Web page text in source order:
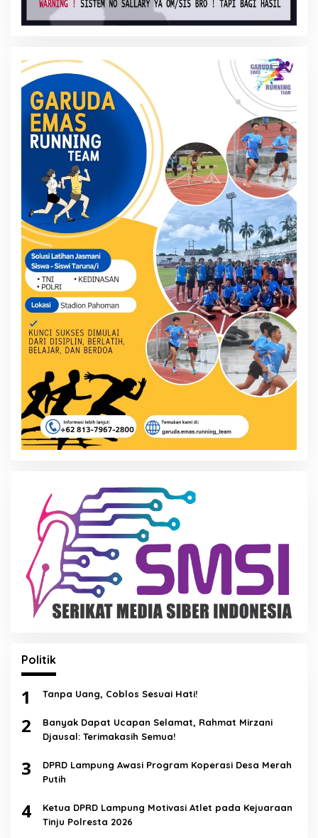
Politik
1 Tanpa Uang, Coblos Sesuai Hati!
2
Banyak Dapat Ucapan Selamat, Rahmat Mirzani
Djausal: Terimakasih Semua!
3
DPRD Lampung Awasi Program Koperasi Desa Merah
Putih
4
Ketua DPRD Lampung Motivasi Atlet pada Kejuaraan
Tinju Polresta 2026